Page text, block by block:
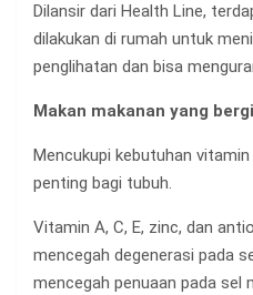
Dilansir dari Health Line,
dilakukan di rumah untuk
penglihatan dan bisa
Makan makanan yang
Mencukupi kebutuhan
penting bagi tubuh.
Vitamin A, C, E, zinc, dan
mencegah degenerasi pada
mencegah penuaan pada sel